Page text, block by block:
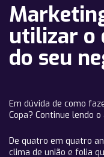
utilizar o
do seu
Em dúvida de como
Copa? Continue lendo
De quatro em quatro
clima de união e folia